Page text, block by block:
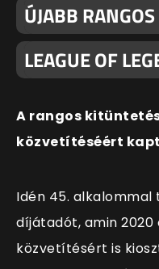
ÚJABB
LEAGUE OF
A rangos
közvetítéséért
Idén 45.
díjátadót, amin
közvetítésért is